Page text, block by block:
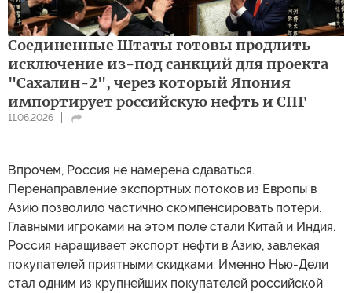
Соединенные Штаты готовы продлить
исключение из-под санкций для проекта
"Сахалин-2", через который Япония
импортирует российскую нефть и СПГ
11.06.2026
Впрочем, Россия не намерена сдаваться.
Перенаправление экспортных потоков из Европы в
Азию позволило частично скомпенсировать потери.
Главными игроками на этом поле стали Китай и Индия.
Россия наращивает экспорт нефти в Азию, завлекая
покупателей приятными скидками. Именно Нью-Дели
стал одним из крупнейших покупателей российской